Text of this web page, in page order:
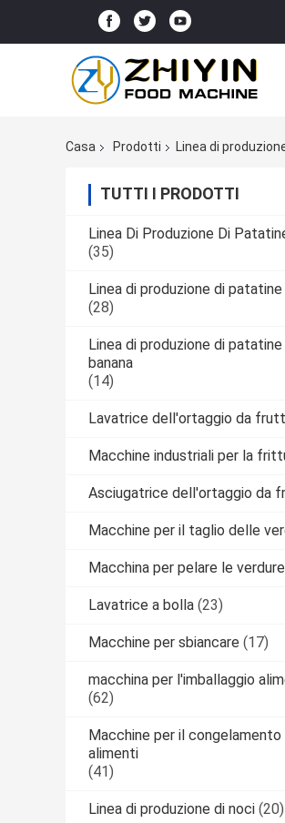
Casa Prodotti Linea di
TUTTI I PRODOTTI
Linea Di Produzione Di
(35)
Linea di produzione di
(28)
Linea di produzione di patatine
banana
(14)
Lavatrice dell'ortaggio da
Macchine industriali per la
Asciugatrice dell'ortaggio da
Macchine per il taglio delle
Macchina per pelare le verdure
Lavatrice a bolla (23)
Macchine per sbiancare (17)
macchina per l'imballaggio
(62)
Macchine per il
alimenti
(41)
Linea di produzione di noci (20)